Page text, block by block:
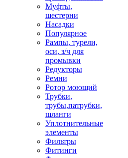
Муфты,
шестерни
Насадки
Популярное
Рампы, турели,
оси, з/ч для
промывки
Редукторы
Ремни
Ротор моющий
Трубки,
трубы,патрубки,
шланги
Уплотнительные
элементы
Фильтры
Фитинги